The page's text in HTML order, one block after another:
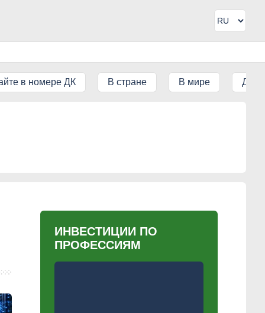
в номере ДК В стране В мире ДК IT
ИНВЕСТИЦИИ ПО
ПРОФЕССИЯМ